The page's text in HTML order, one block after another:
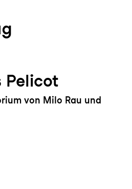
Pelicot
von Milo Rau und